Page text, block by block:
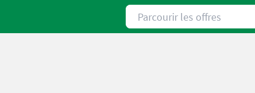
Parcourir les offres